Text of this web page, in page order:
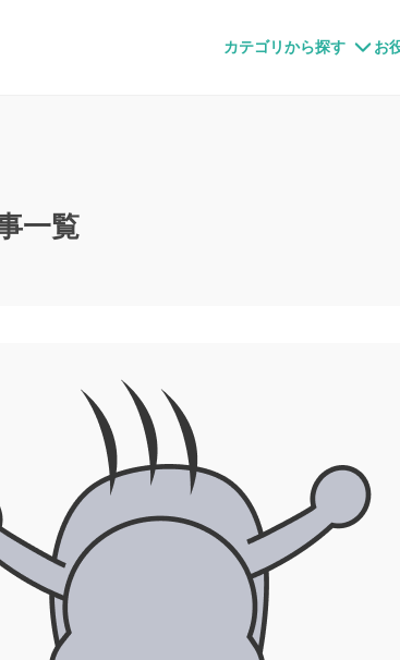
カテゴリから探す お
一覧